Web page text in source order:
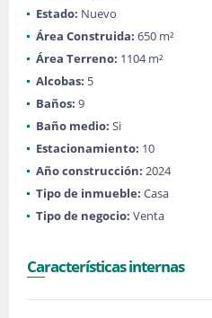
Estado: Nuevo
Área Construida: 650 m²
Área Terreno: 1104 m²
Alcobas: 5
Baños: 9
Baño medio: Si
Estacionamiento: 10
Año construcción: 2024
Tipo de inmueble: Casa
Tipo de negocio: Venta
Características internas